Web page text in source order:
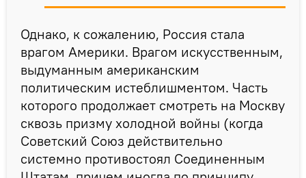
Однако, к сожалению, Россия стала
врагом Америки. Врагом искусственным,
выдуманным американским
политическим истеблишментом. Часть
которого продолжает смотреть на Москву
сквозь призму холодной войны (когда
Советский Союз действительно
системно противостоял Соединенным